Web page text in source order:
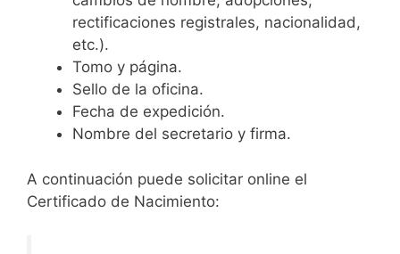
rectificaciones registrales, nacionalidad,
etc.).
Tomo y página.
Sello de la oficina.
Fecha de expedición.
Nombre del secretario y firma.
A continuación puede solicitar online el
Certificado de Nacimiento: